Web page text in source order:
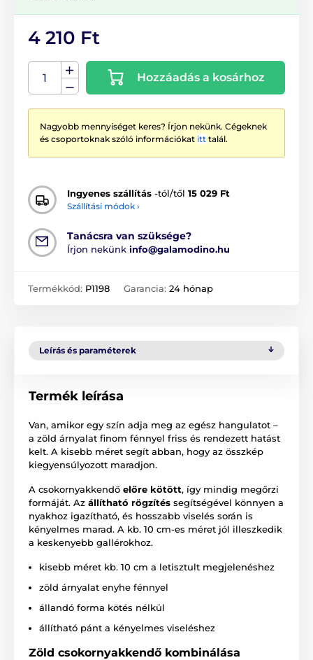
4 210 Ft
Hozzáadás a kosárhoz
Nagyobb mennyiséget keres? Írjon nekünk. Cégeknek
és csoportoknak szóló információkat itt talál.
Ingyenes szállítás -tól/től 15 029 Ft
Szállítási módok ›
Tanácsra van szüksége?
Írjon nekünk info@galamodino.hu
Termékkód: P1198 Garancia: 24 hónap
Leírás és paraméterek
Termék leírása
Van, amikor egy szín adja meg az egész hangulatot –
a zöld árnyalat finom fénnyel friss és rendezett hatást
kelt. A kisebb méret segít abban, hogy az összkép
kiegyensúlyozott maradjon.
A csokornyakkendő előre kötött, így mindig megőrzi
formáját. Az állítható rögzítés segítségével könnyen a
nyakhoz igazítható, és hosszabb viselés során is
kényelmes marad. A kb. 10 cm-es méret jól illeszkedik
a keskenyebb gallérokhoz.
kisebb méret kb. 10 cm a letisztult megjelenéshez
zöld árnyalat enyhe fénnyel
állandó forma kötés nélkül
állítható pánt a kényelmes viseléshez
Zöld csokornyakkendő kombinálása